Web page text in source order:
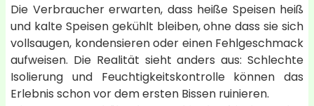
Die Verbraucher erwarten, dass heiße Speisen heiß
und kalte Speisen gekühlt bleiben, ohne dass sie sich
vollsaugen, kondensieren oder einen Fehlgeschmack
aufweisen. Die Realität sieht anders aus: Schlechte
Isolierung und Feuchtigkeitskontrolle können das
Erlebnis schon vor dem ersten Bissen ruinieren.